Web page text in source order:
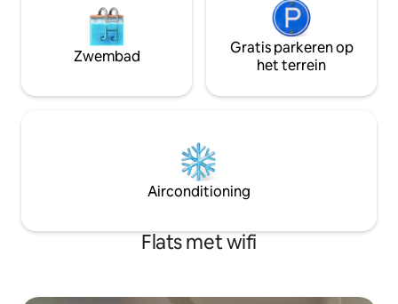
Zwembad
Gratis parkeren op
het terrein
Airconditioning
Flats met wifi